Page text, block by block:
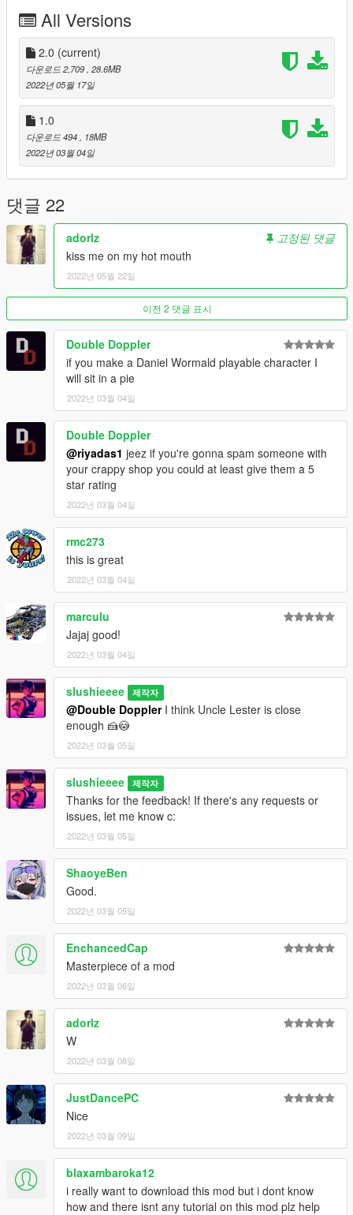
FiveM - Drag into resource folder and enable it.
Join my discord for exclusive mods and upcoming FiveM
server.
Changelog:
2.0
-Added JMM Billboard from BCS & Fixed phone number
on BCS Billboard
For whatever reason you dislike the mod, feel free to defecate
through my sunroof.
(if you're ever bored, call the number)
All Versions
2.0 (current)
다운로드 2,709 , 28.6MB
2022년 05월 17일
1.0
다운로드 494
, 18MB
2022년 03월 04일
댓글 22
adorlz
고정된 댓글
kiss me on my hot mouth
2022년 05월 22일
이전 2 댓글 표시
Double Doppler
if you make a Daniel Wormald playable character I
will sit in a pie
2022년 03월 04일
Double Doppler
@riyadas1 jeez if you're gonna spam someone with
your crappy shop you could at least give them a 5
star rating
2022년 03월 04일
rmc273
this is great
2022년 03월 04일
marculu
Jajaj good!
2022년 03월 04일
slushieeee 제작자
@Double DopplerI think Uncle Lester is close
enough 🍰😳
2022년 03월 05일
slushieeee 제작자
Thanks for the feedback! If there's any requests or
issues, let me know c:
2022년 03월 05일
ShaoyeBen
Good.
2022년 03월 05일
EnchancedCap
Masterpiece of a mod
2022년 03월 06일
adorlz
W
2022년 03월 08일
JustDancePC
Nice
2022년 03월 09일
blaxambaroka12
i really want to download this mod but i dont know
how and there isnt any tutorial on this mod plz help